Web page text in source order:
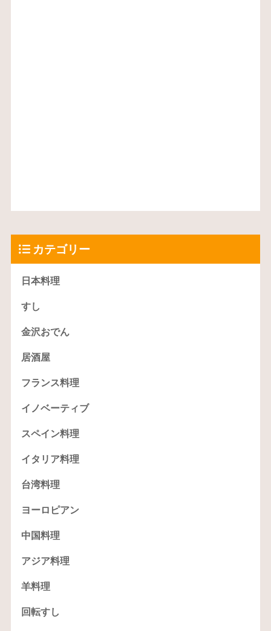
カテゴリー
日本料理
すし
金沢おでん
居酒屋
フランス料理
イノベーティブ
スペイン料理
イタリア料理
台湾料理
ヨーロピアン
中国料理
アジア料理
羊料理
回転すし